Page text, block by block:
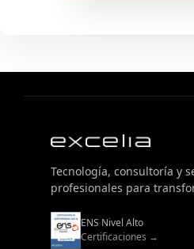
Tecnología, consultoría y
profesionales para
ENS Nivel Alto
Certificaciones →